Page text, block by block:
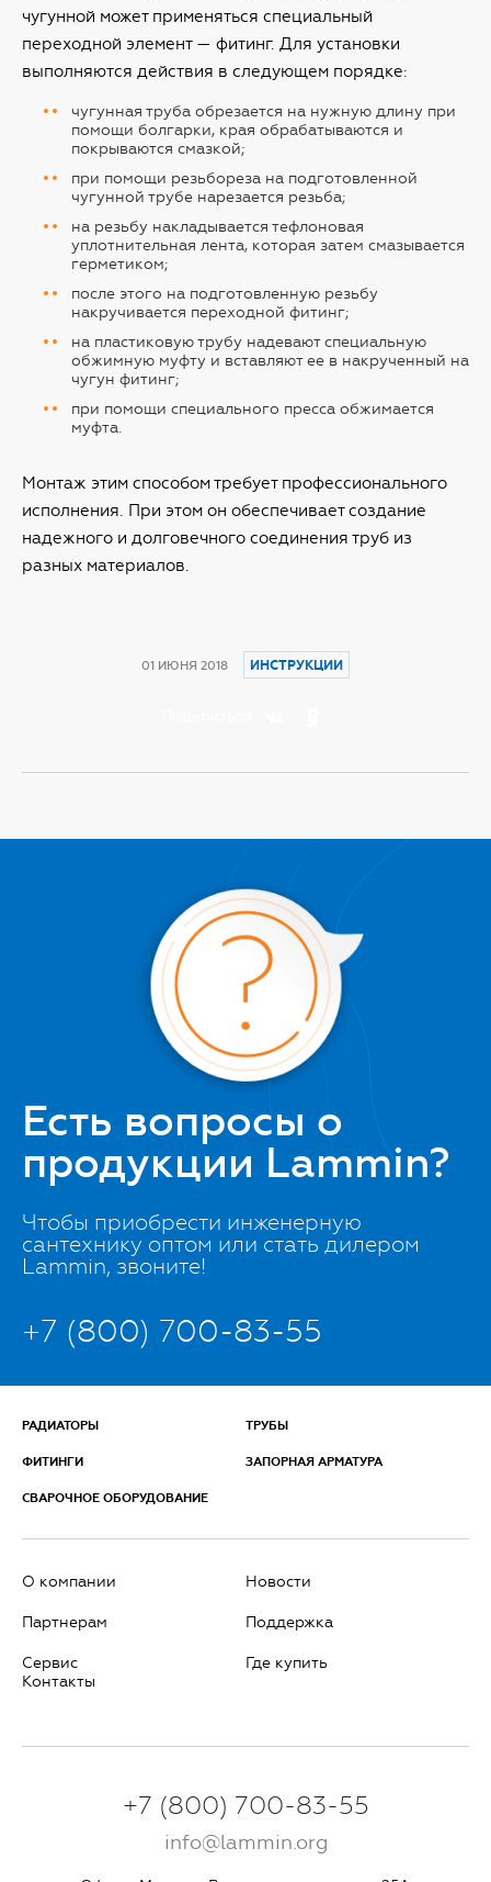
чугунной может применяться специальный
переходной элемент — фитинг. Для установки
выполняются действия в следующем порядке:
чугунная труба обрезается на нужную длину при
помощи болгарки, края обрабатываются и
покрываются смазкой;
при помощи резьбореза на подготовленной
чугунной трубе нарезается резьба;
на резьбу накладывается тефлоновая
уплотнительная лента, которая затем смазывается
герметиком;
после этого на подготовленную резьбу
накручивается переходной фитинг;
на пластиковую трубу надевают специальную
обжимную муфту и вставляют ее в накрученный на
чугун фитинг;
при помощи специального пресса обжимается
муфта.
Монтаж этим способом требует профессионального
исполнения. При этом он обеспечивает создание
надежного и долговечного соединения труб из
разных материалов.
01 ИЮНЯ 2018 ИНСТРУКЦИИ
Есть вопросы о
продукции Lammin?
Чтобы приобрести инженерную
сантехнику оптом или стать дилером
Lammin, звоните!
+7 (800) 700-83-55
РАДИАТОРЫ ТРУБЫ
ФИТИНГИ ЗАПОРНАЯ АРМАТУРА
СВАРОЧНОЕ ОБОРУДОВАНИЕ
О компании Новости
Партнерам Поддержка
Сервис
Где купить
Контакты
+7 (800) 700-83-55
info@lammin.org